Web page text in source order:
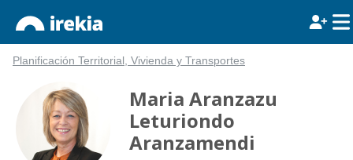
Planificación Territorial, Vivienda y Transportes
Maria Aranzazu
Leturiondo
Aranzamendi